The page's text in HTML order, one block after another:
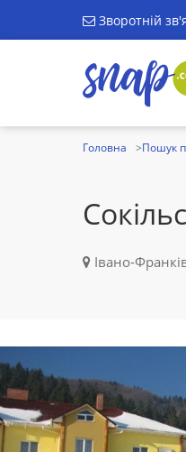
Зворотній
Головна Пошук
Івано-